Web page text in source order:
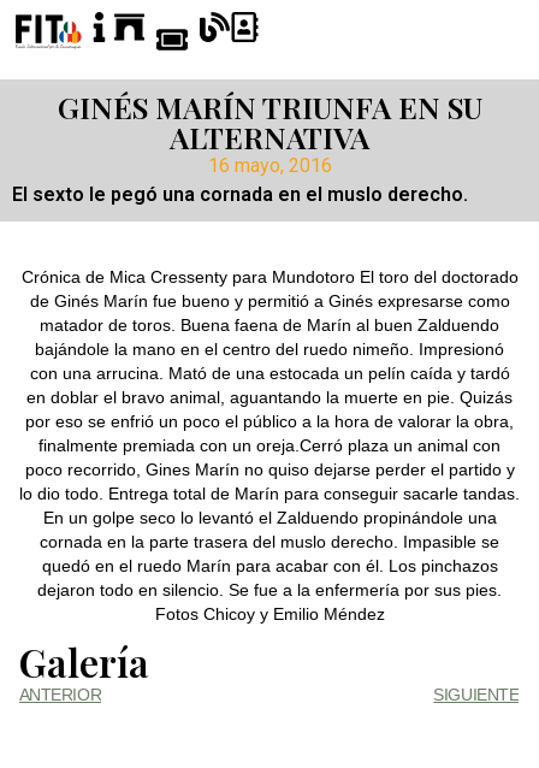
GINÉS MARÍN TRIUNFA EN SU
ALTERNATIVA
16 mayo, 2016
El sexto le pegó una cornada en el muslo derecho.
Crónica de Mica Cressenty para Mundotoro El toro del doctorado
de Ginés Marín fue bueno y permitió a Ginés expresarse como
matador de toros. Buena faena de Marín al buen Zalduendo
bajándole la mano en el centro del ruedo nimeño. Impresionó
con una arrucina. Mató de una estocada un pelín caída y tardó
en doblar el bravo animal, aguantando la muerte en pie. Quizás
por eso se enfrió un poco el público a la hora de valorar la obra,
finalmente premiada con un oreja.Cerró plaza un animal con
poco recorrido, Gines Marín no quiso dejarse perder el partido y
lo dio todo. Entrega total de Marín para conseguir sacarle tandas.
En un golpe seco lo levantó el Zalduendo propinándole una
cornada en la parte trasera del muslo derecho. Impasible se
quedó en el ruedo Marín para acabar con él. Los pinchazos
dejaron todo en silencio. Se fue a la enfermería por sus pies.
Fotos Chicoy y Emilio Méndez
Galería
ANTERIOR SIGUIENTE